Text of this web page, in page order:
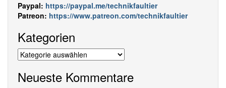
Paypal: https://paypal.me/technikfaultier
Patreon: https://www.patreon.com/technikfaultier
Kategorien
Kategorien
Neueste Kommentare